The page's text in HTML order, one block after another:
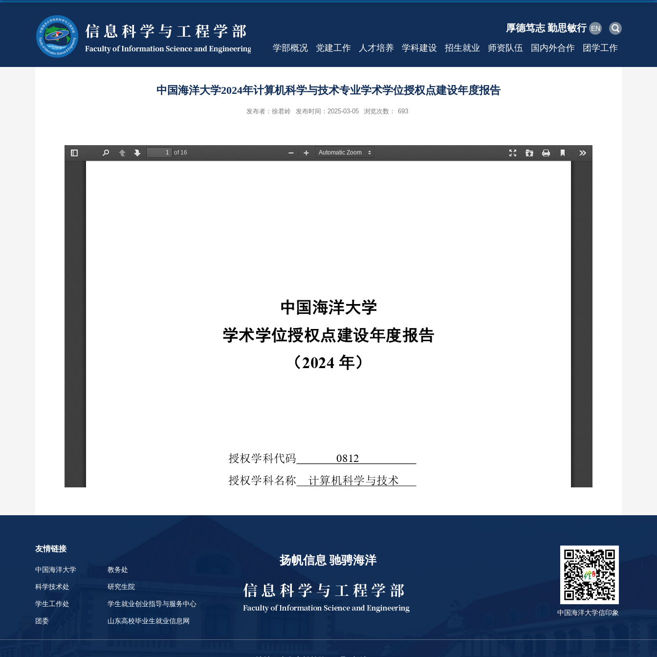
厚德笃志 勤思敏行 EN
学部概况 党建工作 人才培养 学科建设 招生就业 师资队伍 国内外合作 团学工作
中国海洋大学2024年计算机科学与技术专业学术学位授权点建设年度报告
发布者：徐君岭 发布时间：2025-03-05 浏览次数： 693
友情链接
中国海洋大学 教务处
科学技术处 研究生院
学生工作处 学生就业创业指导与服务中心
团委 山东高校毕业生就业信息网
扬帆信息 驰骋海洋
中国海洋大学信印象